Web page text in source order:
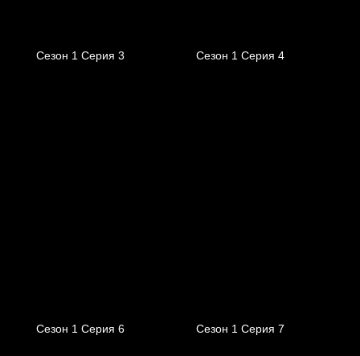
Сезон 1 Серия 3 Сезон 1 Серия 4
Сезон 1 Серия 6 Сезон 1 Серия 7